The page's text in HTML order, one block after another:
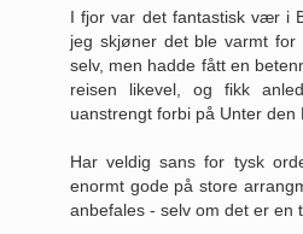
I fjor var det fantastisk vær i
jeg skjøner det ble varmt
selv, men hadde fått en
reisen likevel, og fikk
uanstrengt forbi på Unter den
Har veldig sans for tysk
enormt gode på store
anbefales - selv om det er en